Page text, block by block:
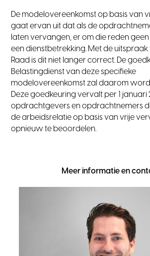
De modelovereenkomst op basis van
gaat ervan uit dat als de
laten vervangen, er om die reden
een dienstbetrekking. Met de
Raad is dit niet langer correct. De
Belastingdienst van deze specifieke
modelovereenkomst zal daarom
Deze goedkeuring vervalt per 1
opdrachtgevers en opdrachtnemers
de arbeidsrelatie op basis van vrije
opnieuw te beoordelen.
Meer informatie en